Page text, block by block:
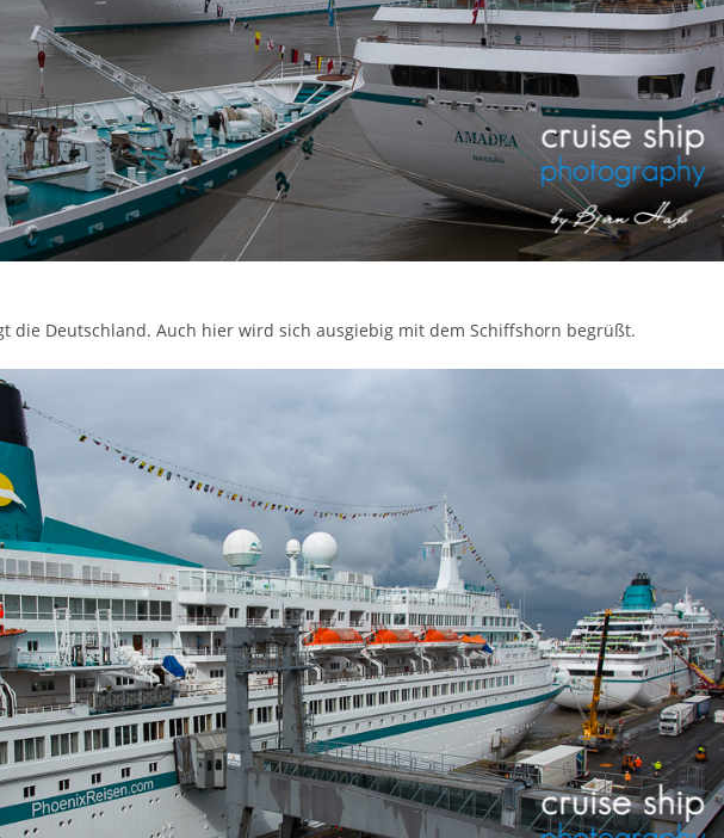
die Deutschland. Auch hier wird sich ausgiebig mit dem Schiffshorn begrüßt.